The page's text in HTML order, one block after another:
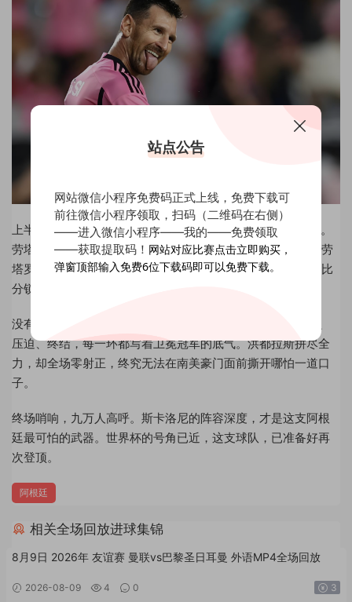
上半场第37分钟，塔利亚菲科禁区内被放倒，VAR裁定点球。
劳塔罗冷静推射死角，一剑封喉。下半场第54分钟，同样是劳
塔罗，一记灵性脚后跟做球，朱利亚诺·西蒙尼跟进推射，将比
分锁定2-0。
没有梅西的阿根廷，依然是那支令人窒息的冠军之师。控球、
压迫、终结，每一环都写着卫冕冠军的底气。洪都拉斯拼尽全
力，却全场零射正，终究无法在南美豪门面前撕开哪怕一道口
子。
终场哨响，九万人高呼。斯卡洛尼的阵容深度，才是这支阿根
廷最可怕的武器。世界杯的号角已近，这支球队，已准备好再
次登顶。
阿根廷
相关全场回放进球集锦
8月9日 2026年 友谊赛 曼联vs巴黎圣日耳曼 外语MP4全场回放
2026-08-09 4 0 3
站点公告
网站微信小程序免费码正式上线，免费下载可
前往微信小程序领取，扫码（二维码在右侧）
——进入微信小程序——我的——免费领取
——获取提取码！ 网站对应比赛点击立即购买，
弹窗顶部输入免费6位下载码即可以免费下载。